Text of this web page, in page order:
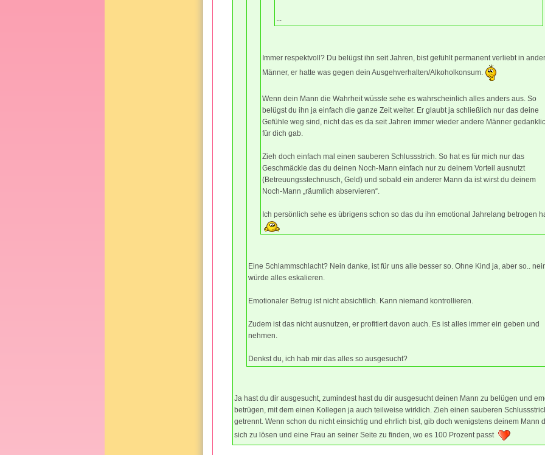
Immer respektvoll? Du belügst ihn seit Jahren, bist gefühlt permanent verliebt in
Männer, er hatte was gegen dein Ausgehverhalten/Alkoholkonsum.
Wenn dein Mann die Wahrheit wüsste sehe es wahrscheinlich alles anders aus. So
belügst du ihn ja einfach die ganze Zeit weiter. Er glaubt ja schließlich nur das deine
Gefühle weg sind, nicht das es da seit Jahren immer wieder andere Männer
für dich gab.
Zieh doch einfach mal einen sauberen Schlussstrich. So hat es für mich nur das
Geschmäckle das du deinen Noch-Mann einfach nur zu deinem Vorteil ausnutzt
(Betreuungsstechnusch, Geld) und sobald ein anderer Mann da ist wirst du deinem
Noch-Mann „räumlich abservieren“.
Ich persönlich sehe es übrigens schon so das du ihn emotional Jahrelang betrogen
Eine Schlammschlacht? Nein danke, ist für uns alle besser so. Ohne Kind ja, aber so..
würde alles eskalieren.
Emotionaler Betrug ist nicht absichtlich. Kann niemand kontrollieren.
Zudem ist das nicht ausnutzen, er profitiert davon auch. Es ist alles immer ein geben und
nehmen.
Denkst du, ich hab mir das alles so ausgesucht?
Ja hast du dir ausgesucht, zumindest hast du dir ausgesucht deinen Mann zu belügen und
betrügen, mit dem einen Kollegen ja auch teilweise wirklich. Zieh einen sauberen
getrennt. Wenn schon du nicht einsichtig und ehrlich bist, gib doch wenigstens deinem Mann
sich zu lösen und eine Frau an seiner Seite zu finden, wo es 100 Prozent passt